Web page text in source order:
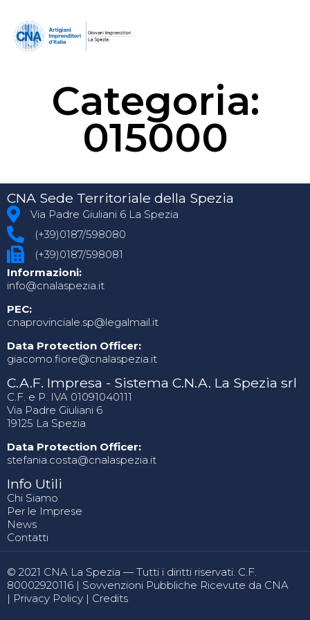
Categoria:
015000
CNA Sede Territoriale della Spezia
Via Padre Giuliani 6 La Spezia
(+39)0187/598080
(+39)0187/598081
Informazioni:
info@cnalaspezia.it
PEC:
cnaprovinciale.sp@legalmail.it
Data Protection Officer:
giacomo.fiore@cnalaspezia.it
C.A.F. Impresa - Sistema C.N.A. La Spezia srl
C.F. e P. IVA 01091040111
Via Padre Giuliani 6
19125 La Spezia
Data Protection Officer:
stefania.costa@cnalaspezia.it
Info Utili
Chi Siamo
Per le Imprese
News
Contatti
© 2021 CNA La Spezia — Tutti i diritti riservati. C.F.
80002920116 | Sovvenzioni Pubbliche Ricevute da CNA
| Privacy Policy | Credits